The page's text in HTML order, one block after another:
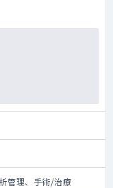
管理、手術/治療